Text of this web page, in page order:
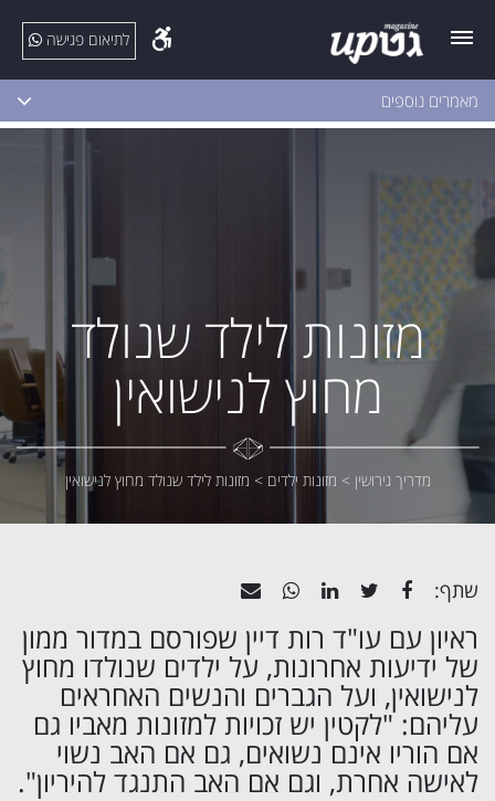
לתיאום פגישה
מאמרים נוספים
מזונות לילד שנולד
מחוץ לנישואין
מדריך גירושין > מזונות ילדים > מזונות לילד שנולד מחוץ לנישואין
שתף:
ראיון עם עו"ד רות דיין שפורסם במדור ממון
של ידיעות אחרונות, על ילדים שנולדו מחוץ
לנישואין, ועל הגברים והנשים האחראים
עליהם: "לקטין יש זכויות למזונות מאביו גם
אם הוריו אינם נשואים, גם אם האב נשוי
לאישה אחרת, וגם אם האב התנגד להיריון".